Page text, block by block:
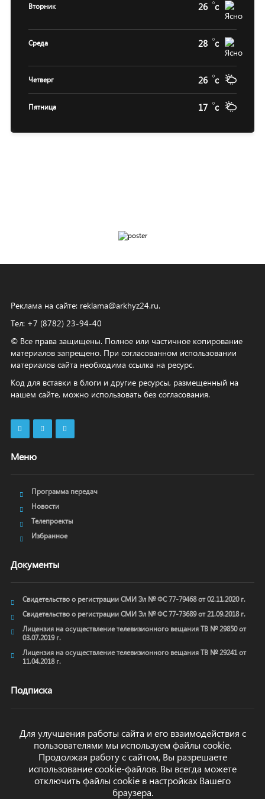
Вторник 26 c
Среда 28 c
Четверг 26 c
Пятница 17 c
Реклама на сайте: reklama@arkhyz24.ru.
Тел: +7 (8782) 23‑94‑40
© Все права защищены. Полное или частичное копирование
материалов запрещено. При согласованном использовании
материалов сайта необходима ссылка на ресурс.
Код для вставки в блоги и другие ресурсы, размещенный на
нашем сайте, можно использовать без согласования.
Меню
Программа передач
Новости
Телепроекты
Избранное
Документы
Свидетельство о регистрации СМИ Эл № ФС 77-79468 от 02.11.2020 г.
Свидетельство о регистрации СМИ Эл № ФС 77-73689 от 21.09.2018 г.
Лицензия на осуществление телевизионного вещания ТВ № 29850 от
03.07.2019 г.
Лицензия на осуществление телевизионного вещания ТВ № 29241 от
11.04.2018 г.
Подписка
ОТПРАВИТЬ
Для улучшения работы сайта и его взаимодействия с
пользователями мы используем файлы cookie.
Продолжая работу с сайтом, Вы разрешаете
использование cookie-файлов. Вы всегда можете
отключить файлы cookie в настройках Вашего
браузера.